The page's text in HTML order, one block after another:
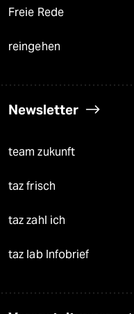
Freie Rede
reingehen
Newsletter
team zukunft
taz frisch
taz zahl ich
taz lab Infobrief